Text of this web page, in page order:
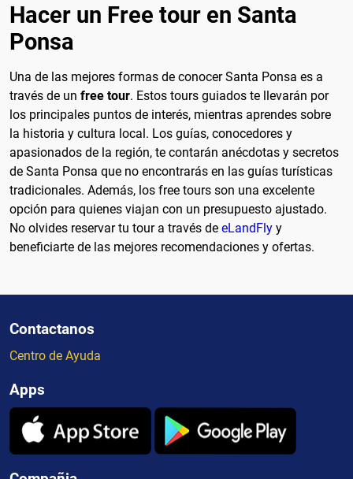
Hacer un Free tour en Santa
Ponsa
Una de las mejores formas de conocer Santa Ponsa es a
través de un free tour. Estos tours guiados te llevarán por
los principales puntos de interés, mientras aprendes sobre
la historia y cultura local. Los guías, conocedores y
apasionados de la región, te contarán anécdotas y secretos
de Santa Ponsa que no encontrarás en las guías turísticas
tradicionales. Además, los free tours son una excelente
opción para quienes viajan con un presupuesto ajustado.
No olvides reservar tu tour a través de eLandFly y
beneficiarte de las mejores recomendaciones y ofertas.
Contactanos
Centro de Ayuda
Apps